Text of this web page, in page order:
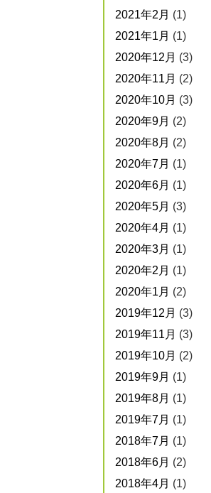
2021年2月 (1)
2021年1月 (1)
2020年12月 (3)
2020年11月 (2)
2020年10月 (3)
2020年9月 (2)
2020年8月 (2)
2020年7月 (1)
2020年6月 (1)
2020年5月 (3)
2020年4月 (1)
2020年3月 (1)
2020年2月 (1)
2020年1月 (2)
2019年12月 (3)
2019年11月 (3)
2019年10月 (2)
2019年9月 (1)
2019年8月 (1)
2019年7月 (1)
2018年7月 (1)
2018年6月 (2)
2018年4月 (1)